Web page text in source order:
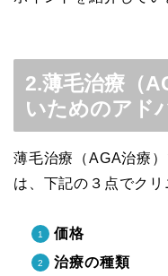
2.薄毛治療（
いためのアド
薄毛治療（AGA治療
は、下記の３点でクリ
価格
治療の種類